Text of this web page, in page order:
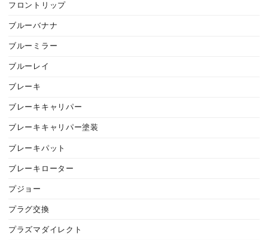
フロントリップ
ブルーバナナ
ブルーミラー
ブルーレイ
ブレーキ
ブレーキキャリパー
ブレーキキャリパー塗装
ブレーキパット
ブレーキローター
プジョー
プラグ交換
プラズマダイレクト